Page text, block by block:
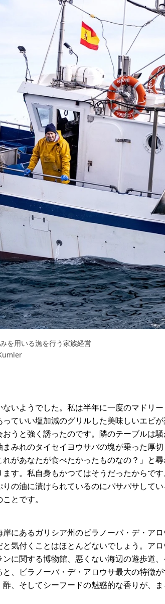
を用いる漁を行う家族経営
いようでした。私は半年に一度のマドリ
ていい塩加減のグリルした美味しいエビ
うと強く誘ったのです。隣のテーブルは
みれのタイセイヨウサバの塊が乗った厚
があなたが食べたかったものなの？」と
す。私自身もかつてはそうだったからで
の油に漬けられているのにパサパサして
とです。
にあるガリシア州のビラノーバ・デ・ア
と気付くことはほとんどないでしょう。ア
に関する博物館、悪くない海辺の遊歩道
、ビラノーバ・デ・アロウサ最大の特徴
、そしてシーフードの魅惑的な香りが、